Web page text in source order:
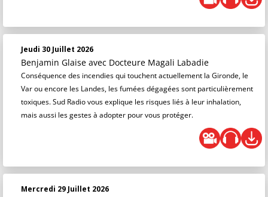
Jeudi 30 Juillet 2026
Benjamin Glaise avec Docteure Magali Labadie
Conséquence des incendies qui touchent actuellement la Gironde, le
Var ou encore les Landes, les fumées dégagées sont particulièrement
toxiques. Sud Radio vous explique les risques liés à leur inhalation,
mais aussi les gestes à adopter pour vous protéger.
Mercredi 29 Juillet 2026